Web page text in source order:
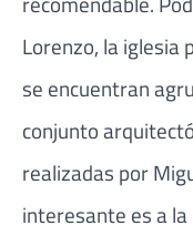
Lorenzo, la iglesia
se encuentran
conjunto
realizadas por
interesante es a